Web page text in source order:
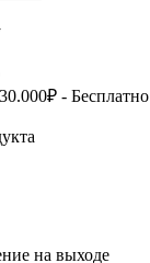
- Бесплатно
на выходе